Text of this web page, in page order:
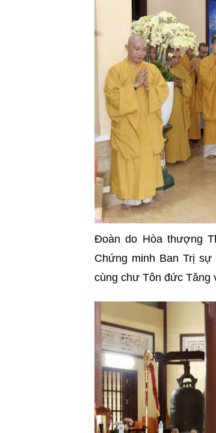
Đoàn do Hòa thượng
Chứng minh Ban Trị
cùng chư Tôn đức Tăng